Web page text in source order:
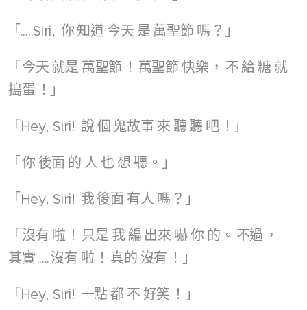
「.....Siri, 你 知道 今天 是 萬聖節 嗎 ？」
「 今天 就是 萬聖節 ！ 萬聖節 快樂 ， 不 給糖 就
搗蛋 ！」
「Hey, Siri! 說 個 鬼故事 來 聽聽 吧 ！」
「 你 後面 的 人 也 想 聽 。」
「Hey, Siri! 我後面 有人 嗎 ？」
「 沒有 啦 ！ 只是 我 編 出來 嚇你 的 。 不過 ，
其實.....沒有 啦 ！ 真的 沒有 ！」
「Hey, Siri! 一點都 不 好笑 ！」